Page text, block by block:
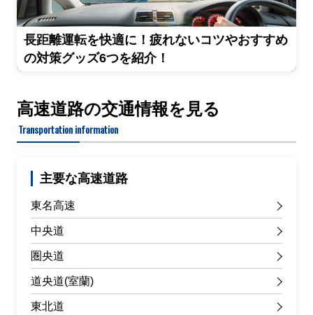
長距離運転を快適に！疲れないコツやおすすめ
の対策グッズ6つを紹介！
高速道路の交通情報を見る
Transportation information
主要な高速道路
東名高速
中央道
圏央道
道央道(室蘭)
東北道